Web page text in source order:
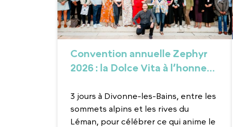
Convention annuelle Zephyr
2026 : la Dolce Vita à l’honneur
3 jours à Divonne-les-Bains, entre les
sommets alpins et les rives du
Léman, pour célébrer ce qui anime le